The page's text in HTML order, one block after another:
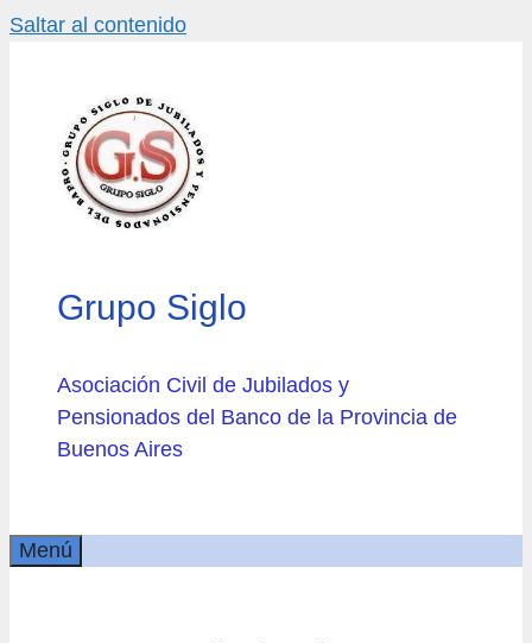
Saltar al contenido
Grupo Siglo
Asociación Civil de Jubilados y
Pensionados del Banco de la Provincia de
Buenos Aires
Menú